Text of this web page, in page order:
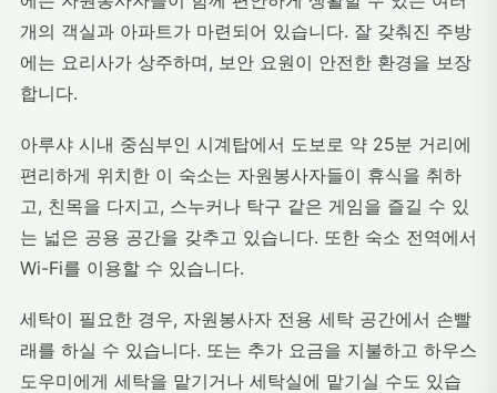
개의 객실과 아파트가 마련되어 있습니다. 잘 갖춰진 주방
에는 요리사가 상주하며, 보안 요원이 안전한 환경을 보장
합니다.
아루샤 시내 중심부인 시계탑에서 도보로 약 25분 거리에
편리하게 위치한 이 숙소는 자원봉사자들이 휴식을 취하
고, 친목을 다지고, 스누커나 탁구 같은 게임을 즐길 수 있
는 넓은 공용 공간을 갖추고 있습니다. 또한 숙소 전역에서
Wi-Fi를 이용할 수 있습니다.
세탁이 필요한 경우, 자원봉사자 전용 세탁 공간에서 손빨
래를 하실 수 있습니다. 또는 추가 요금을 지불하고 하우스
도우미에게 세탁을 맡기거나 세탁실에 맡기실 수도 있습